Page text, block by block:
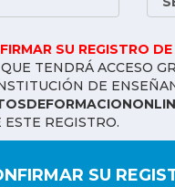
SU REGISTRO
TENDRÁ ACCESO
DE
ESTE REGISTRO.
SU